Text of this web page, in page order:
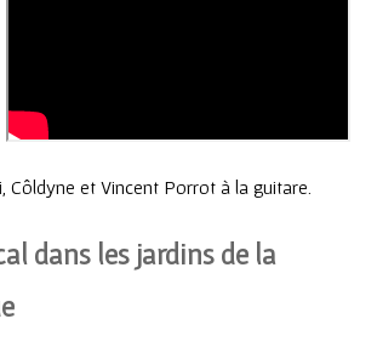
Côldyne et Vincent Porrot à la guitare.
dans les jardins de la